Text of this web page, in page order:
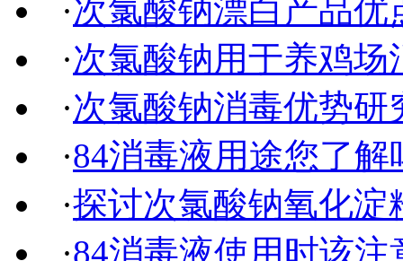
·次氯酸钠漂白产品优
·次氯酸钠用于养鸡场
·次氯酸钠消毒优势研
·84消毒液用途您了解
·探讨次氯酸钠氧化淀
·84消毒液使用时该注